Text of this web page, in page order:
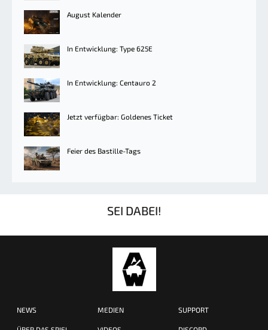
August Kalender
In Entwicklung: Type 625E
In Entwicklung: Centauro 2
Jetzt verfügbar: Goldenes Ticket
Feier des Bastille-Tags
SEI DABEI!
NEWS MEDIEN SUPPORT